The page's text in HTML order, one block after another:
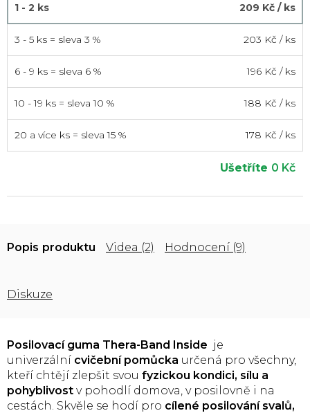
1 - 2 ks 209 Kč / ks
3 - 5 ks = sleva 3 % 203 Kč / ks
6 - 9 ks = sleva 6 % 196 Kč / ks
10 - 19 ks = sleva 10 % 188 Kč / ks
20 a více ks = sleva 15 % 178 Kč / ks
Ušetříte 0 Kč
Popis Videa (2) Hodnocení (9)
Diskuze
Posilovací guma Thera-Band Inside je
univerzální cvičební pomůcka určená pro všechny,
kteří chtějí zlepšit svou fyzickou kondici, sílu a
pohyblivost v pohodlí domova, v posilovně i na
cestách. Skvěle se hodí pro cílené posilování svalů,